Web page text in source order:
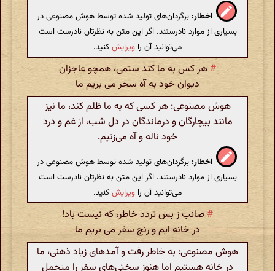
اخطار: برگردان‌های تولید شده توسط هوش مصنوعی در
بسیاری از موارد نادرستند. اگر این متن به نظرتان نادرست است
می‌توانید آن را ویرایشکنید.
# هر کس به ما کند ستمی، همچو عاجزان
دیوان خود به آه سحر می بریم ما
هوش مصنوعی: هر کسی که به ما ظلم کند، ما نیز
مانند بیچارگان و درماندگان در دل شب، از غم و درد
خود ناله و آه می‌زنیم.
اخطار: برگردان‌های تولید شده توسط هوش مصنوعی در
بسیاری از موارد نادرستند. اگر این متن به نظرتان نادرست است
می‌توانید آن را ویرایشکنید.
#صائب ز بس تردد خاطر، که نیست باد!
در خانه ایم و رنج سفر می بریم ما
هوش مصنوعی: به خاطر رفت و آمدهای زیاد ذهنی، ما
در خانه هستیم اما هنوز سختی‌های سفر را متحمل